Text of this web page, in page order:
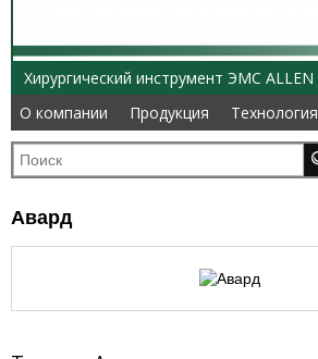
Хирургический инструмент ЭМС ALLEN
О компании
Продукция Технология
О компании
Продукция Технология
Авард